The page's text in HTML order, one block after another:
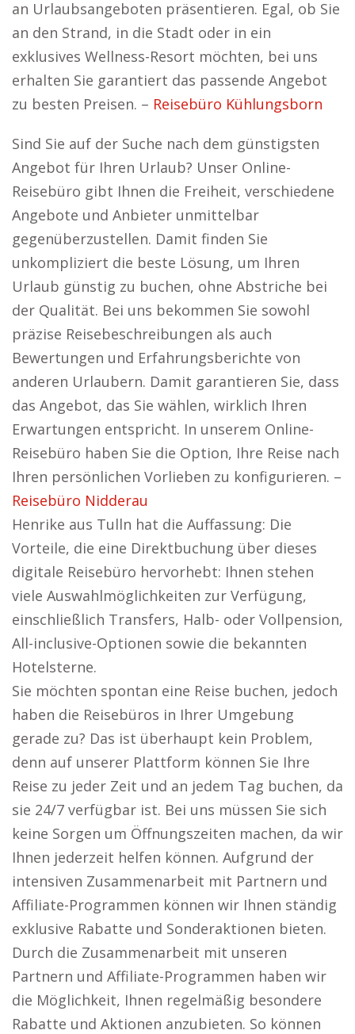
an Urlaubsangeboten präsentieren. Egal, ob Sie
an den Strand, in die Stadt oder in ein
exklusives Wellness-Resort möchten, bei uns
erhalten Sie garantiert das passende Angebot
zu besten Preisen. – Reisebüro Kühlungsborn
Sind Sie auf der Suche nach dem günstigsten
Angebot für Ihren Urlaub? Unser Online-
Reisebüro gibt Ihnen die Freiheit, verschiedene
Angebote und Anbieter unmittelbar
gegenüberzustellen. Damit finden Sie
unkompliziert die beste Lösung, um Ihren
Urlaub günstig zu buchen, ohne Abstriche bei
der Qualität. Bei uns bekommen Sie sowohl
präzise Reisebeschreibungen als auch
Bewertungen und Erfahrungsberichte von
anderen Urlaubern. Damit garantieren Sie, dass
das Angebot, das Sie wählen, wirklich Ihren
Erwartungen entspricht. In unserem Online-
Reisebüro haben Sie die Option, Ihre Reise nach
Ihren persönlichen Vorlieben zu konfigurieren. –
Reisebüro Nidderau
Henrike aus Tulln hat die Auffassung: Die
Vorteile, die eine Direktbuchung über dieses
digitale Reisebüro hervorhebt: Ihnen stehen
viele Auswahlmöglichkeiten zur Verfügung,
einschließlich Transfers, Halb- oder Vollpension,
All-inclusive-Optionen sowie die bekannten
Hotelsterne.
Sie möchten spontan eine Reise buchen, jedoch
haben die Reisebüros in Ihrer Umgebung
gerade zu? Das ist überhaupt kein Problem,
denn auf unserer Plattform können Sie Ihre
Reise zu jeder Zeit und an jedem Tag buchen, da
sie 24/7 verfügbar ist. Bei uns müssen Sie sich
keine Sorgen um Öffnungszeiten machen, da wir
Ihnen jederzeit helfen können. Aufgrund der
intensiven Zusammenarbeit mit Partnern und
Affiliate-Programmen können wir Ihnen ständig
exklusive Rabatte und Sonderaktionen bieten.
Durch die Zusammenarbeit mit unseren
Partnern und Affiliate-Programmen haben wir
die Möglichkeit, Ihnen regelmäßig besondere
Rabatte und Aktionen anzubieten. So können